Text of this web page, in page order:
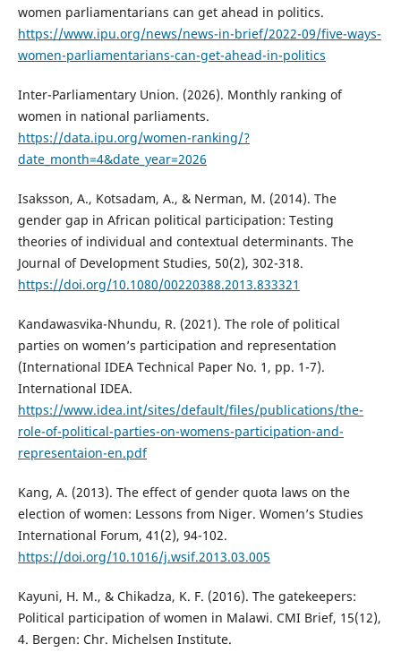
women parliamentarians can get ahead in politics.
https://www.ipu.org/news/news-in-brief/2022-09/five-ways-
women-parliamentarians-can-get-ahead-in-politics
Inter-Parliamentary Union. (2026). Monthly ranking of
women in national parliaments.
https://data.ipu.org/women-ranking/?
date_month=4&date_year=2026
Isaksson, A., Kotsadam, A., & Nerman, M. (2014). The
gender gap in African political participation: Testing
theories of individual and contextual determinants. The
Journal of Development Studies, 50(2), 302-318.
https://doi.org/10.1080/00220388.2013.833321
Kandawasvika-Nhundu, R. (2021). The role of political
parties on women’s participation and representation
(International IDEA Technical Paper No. 1, pp. 1-7).
International IDEA.
https://www.idea.int/sites/default/files/publications/the-
role-of-political-parties-on-womens-participation-and-
representaion-en.pdf
Kang, A. (2013). The effect of gender quota laws on the
election of women: Lessons from Niger. Women’s Studies
International Forum, 41(2), 94-102.
https://doi.org/10.1016/j.wsif.2013.03.005
Kayuni, H. M., & Chikadza, K. F. (2016). The gatekeepers:
Political participation of women in Malawi. CMI Brief, 15(12),
4. Bergen: Chr. Michelsen Institute.